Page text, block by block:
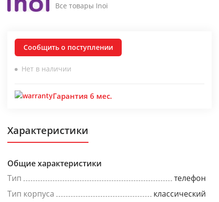
Все товары Inoi
Сообщить о поступлении
Нет в наличии
Гарантия 6 мес.
Характеристики
Общие характеристики
Тип
телефон
Тип корпуса
классический